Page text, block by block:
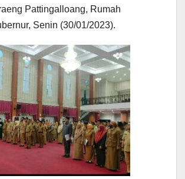
Pattingalloang, Rumah
Senin (30/01/2023).